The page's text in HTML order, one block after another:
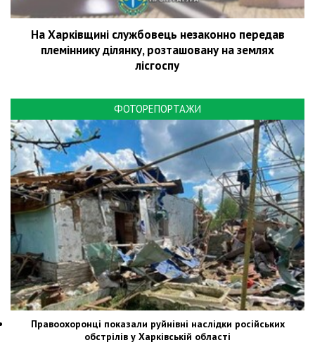
На Харківщині службовець незаконно передав
племіннику ділянку, розташовану на землях
лісгоспу
ФОТОРЕПОРТАЖИ
Правоохоронці показали руйнівні наслідки російських
обстрілів у Харківській області